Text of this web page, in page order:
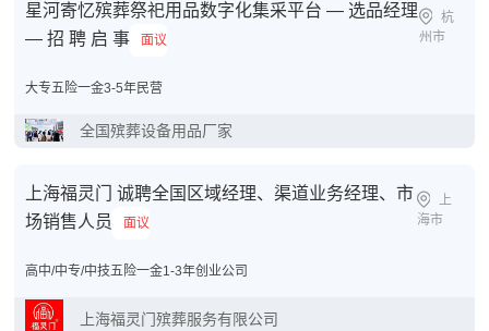
星河寄忆殡葬祭祀用品数字化集采平台 — 选品经理
— 招 聘 启 事
面议
杭
州市
大专五险一金3-5年民营
全国殡葬设备用品厂家
上海福灵门 诚聘全国区域经理、渠道业务经理、市
场销售人员
面议
上
海市
高中/中专/中技五险一金1-3年创业公司
上海福灵门殡葬服务有限公司